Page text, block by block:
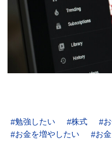
勉強したい 株式
お金を増やしたい
お